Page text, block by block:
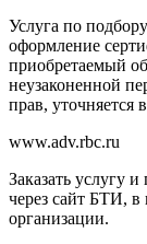
Услуга по
оформление
приобретаемый
неузаконенной
прав, уточняется
www.adv.rbc.ru
Заказать услугу
через сайт БТИ, в
организации.